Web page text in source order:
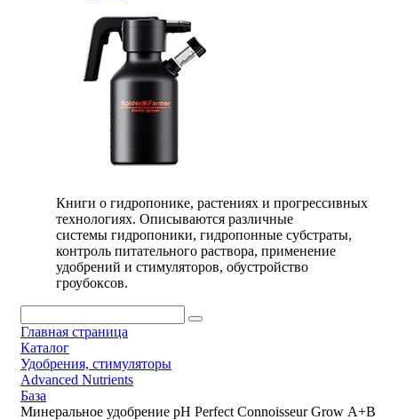
Книги о гидропонике, растениях и прогрессивных
технологиях. Описываются различные
системы гидропоники, гидропонные субстраты,
контроль питательного раствора, применение
удобрений и стимуляторов, обустройство
гроубоксов.
Главная страница
Каталог
Удобрения, стимуляторы
Advanced Nutrients
База
Минеральное удобрение pH Perfect Connoisseur Grow А+В